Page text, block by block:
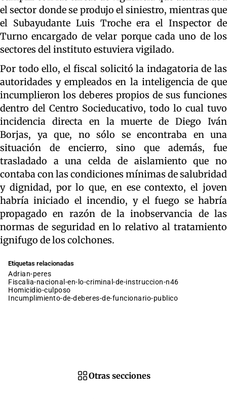
el sector donde se produjo el siniestro, mientras que
el Subayudante Luis Troche era el Inspector de
Turno encargado de velar porque cada uno de los
sectores del instituto estuviera vigilado.
Por todo ello, el fiscal solicitó la indagatoria de las
autoridades y empleados en la inteligencia de que
incumplieron los deberes propios de sus funciones
dentro del Centro Socieducativo, todo lo cual tuvo
incidencia directa en la muerte de Diego Iván
Borjas, ya que, no sólo se encontraba en una
situación de encierro, sino que además, fue
trasladado a una celda de aislamiento que no
contaba con las condiciones mínimas de salubridad
y dignidad, por lo que, en ese contexto, el joven
habría iniciado el incendio, y el fuego se habría
propagado en razón de la inobservancia de las
normas de seguridad en lo relativo al tratamiento
ignifugo de los colchones.
Etiquetas relacionadas
adrian-peres
fiscalia-nacional-en-lo-criminal-de-instruccion-n46
homicidio-culposo
incumplimiento-de-deberes-de-funcionario-publico
Otras secciones